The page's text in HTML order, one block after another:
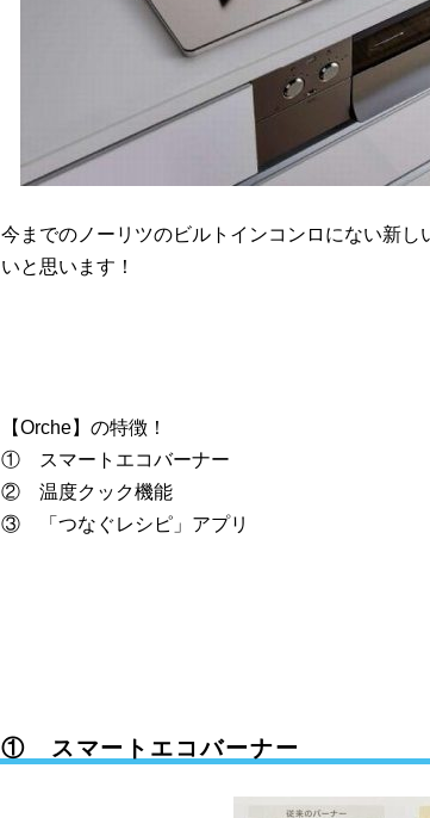
今までのノーリツのビルトインコンロにない新
いと思います！
【Orche】の特徴！
① スマートエコバーナー
② 温度クック機能
③ 「つなぐレシピ」アプリ
① スマートエコバーナー